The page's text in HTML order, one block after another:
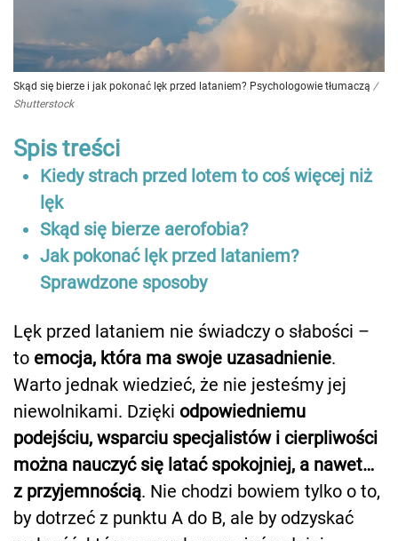
Skąd się bierze i jak pokonać lęk przed lataniem? Psychologowie tłumaczą /
Shutterstock
Spis treści
Kiedy strach przed lotem to coś więcej niż
lęk
Skąd się bierze aerofobia?
Jak pokonać lęk przed lataniem?
Sprawdzone sposoby
Lęk przed lataniem nie świadczy o słabości –
to emocja, która ma swoje uzasadnienie.
Warto jednak wiedzieć, że nie jesteśmy jej
niewolnikami. Dzięki odpowiedniemu
podejściu, wsparciu specjalistów i cierpliwości
można nauczyć się latać spokojniej, a nawet…
z przyjemnością. Nie chodzi bowiem tylko o to,
by dotrzeć z punktu A do B, ale by odzyskać